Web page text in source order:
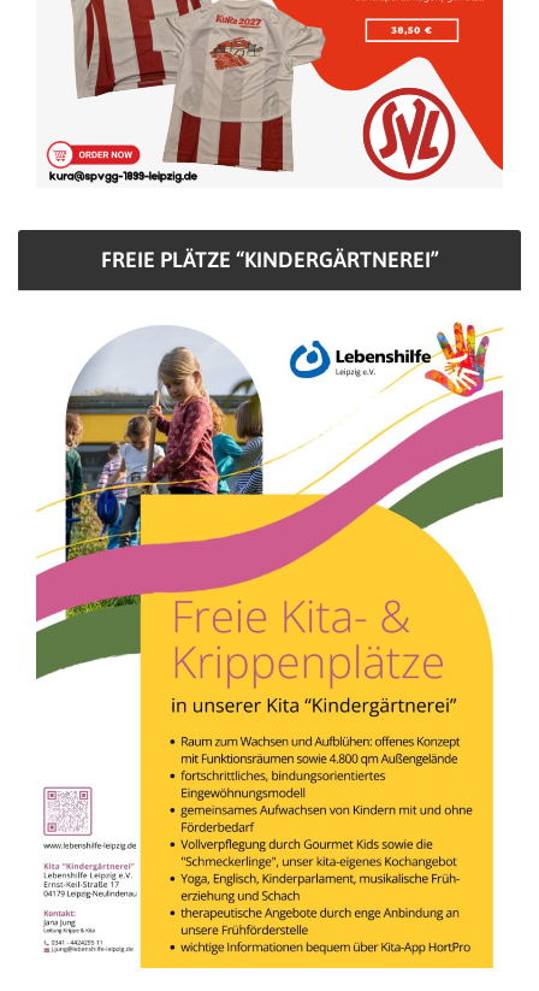
FREIE PLÄTZE “KINDERGÄRTNEREI”